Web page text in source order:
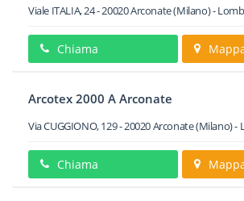
Viale ITALIA, 24-20020Arconate(Milano) -
Chiama
Arcotex 2000 A Arconate
Via CUGGIONO, 129-20020Arconate(Milano) -
Chiama